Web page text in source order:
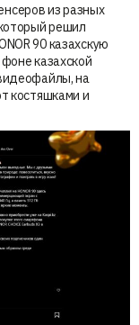
из разных
решил
90 казахскую
казахской
на
костяшками и